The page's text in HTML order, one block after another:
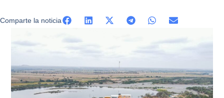
Comparte la noticia